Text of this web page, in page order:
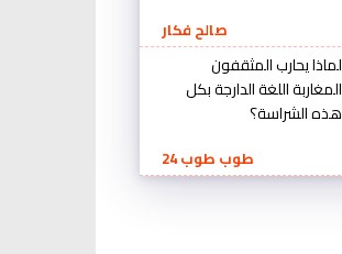
صالح فكار
لماذا يحارب المثقفون
المغاربة اللغة الدارجة بكل
هذه الشراسة؟
طوب طوب 24